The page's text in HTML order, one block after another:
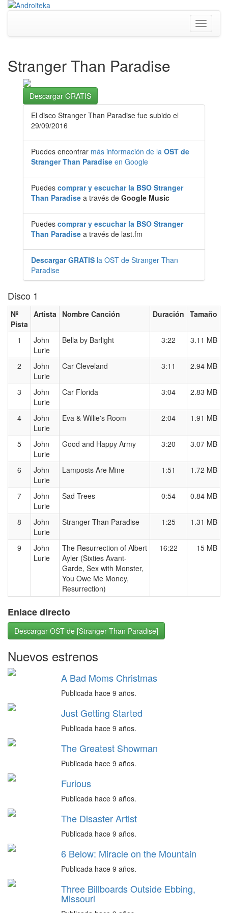
Toggle
Stranger Than Paradise
Descargar GRATIS
El disco Stranger Than Paradise fue subido el
29/09/2016
Puedes encontrar más información de la OST de
Stranger Than Paradise en Google
Puedes comprar y escuchar la BSO Stranger
Than Paradise a través de Google Music
Puedes comprar y escuchar la BSO Stranger
Than Paradise a través de last.fm
Descargar GRATIS la OST de Stranger Than
Paradise
Disco 1
Nº
Pista
Artista Nombre Canción Duración Tamaño
1
John
Lurie
Bella by Barlight 3:22 3.11 MB
2
John
Lurie
Car Cleveland 3:11 2.94 MB
3
John
Lurie
Car Florida 3:04 2.83 MB
4
John
Lurie
Eva & Willie's Room 2:04 1.91 MB
5
John
Lurie
Good and Happy Army 3:20 3.07 MB
6
John
Lurie
Lamposts Are Mine 1:51 1.72 MB
7
John
Lurie
Sad Trees 0:54 0.84 MB
8
John
Lurie
Stranger Than Paradise 1:25 1.31 MB
9
John
Lurie
The Resurrection of Albert
Ayler (Sixties Avant-
Garde, Sex with Monster,
You Owe Me Money,
Resurrection)
16:22 15 MB
Enlace directo
Descargar OST de [Stranger Than Paradise]
Nuevos estrenos
A Bad Moms Christmas
Publicada hace 9 años.
Just Getting Started
Publicada hace 9 años.
The Greatest Showman
Publicada hace 9 años.
Furious
Publicada hace 9 años.
The Disaster Artist
Publicada hace 9 años.
6 Below: Miracle on the Mountain
Publicada hace 9 años.
Three Billboards Outside Ebbing,
Missouri